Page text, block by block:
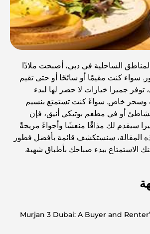
الساحلية في دبي، أصبحت ملاذًا
سواء كنت مقيمًا أو سائحًا أو حتى تقيم
جميرا خيارات لا حصر لها لبدء
وسحر خاص. سواءً كنت تستمتع بنسيم
أو في مطعم بوتيكي أنيق، فإن
سيقدم لك مذاقًا منعشًا وأجواءً مريحةً
المقالة، سنستكشف قائمة بأفضل فطور
الاستمتاع ببدء صباحك بأطباق شهية.
Murjan 3 Dubai: A Buyer and